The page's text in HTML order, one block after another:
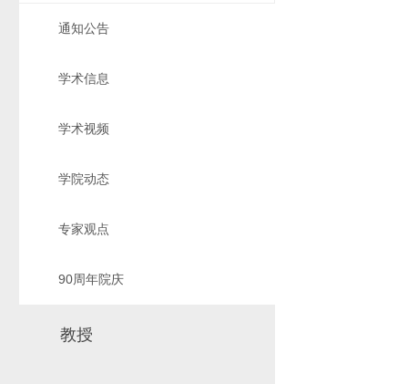
通知公告
学术信息
学术视频
学院动态
专家观点
90周年院庆
教授